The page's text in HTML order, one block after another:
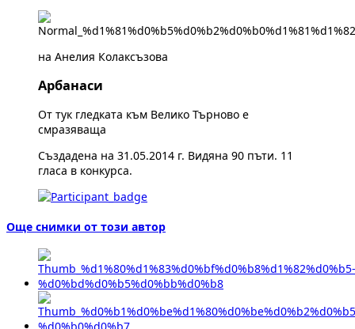
на Анелия Колаксъзова
Арбанаси
От тук гледката към Велико Търново е
смразяваща
Създадена на 31.05.2014 г. Видяна 90 пъти. 11
гласа в конкурса.
Още снимки от този автор